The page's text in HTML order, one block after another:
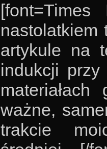
nastolatkiem
artykule na
indukcji przy
ważne,
trakcie